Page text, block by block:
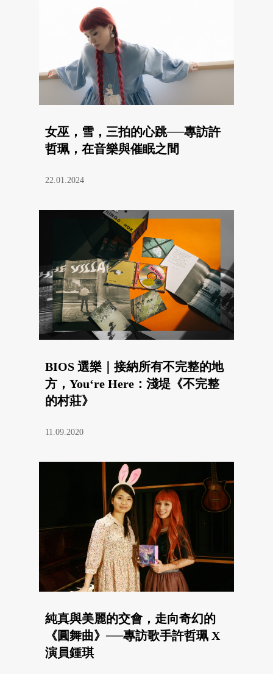
女巫，雪，三拍的心跳──專訪許
哲珮，在音樂與催眠之間
22.01.2024
BIOS 選樂｜接納所有不完整的地
方，You‘re Here：淺堤《不完整
的村莊》
11.09.2020
純真與美麗的交會，走向奇幻的
《圓舞曲》──專訪歌手許哲珮 X
演員鍾琪